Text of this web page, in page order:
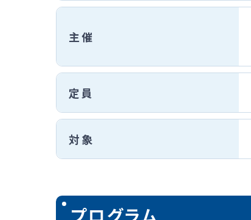
主催
定員
対象